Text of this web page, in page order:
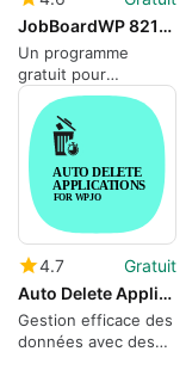
JobBoardWP 8211 Job Board Listings and Submissions
Un programme
gratuit pour
WordPress, par
Ultimate Member.
4.7
Gratuit
Auto Delete Applications 8211 Add-on for WP Job Openings
Gestion efficace des
données avec des